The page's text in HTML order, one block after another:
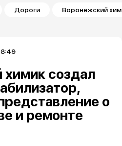
Дороги Воронежский
создал
о
и ремонте